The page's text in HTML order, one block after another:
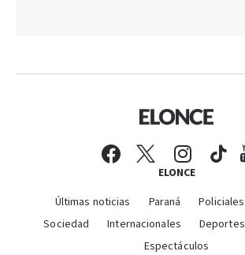
ELONCE
Últimas noticias Paraná Policiales
Sociedad
Internacionales Deportes
Espectáculos